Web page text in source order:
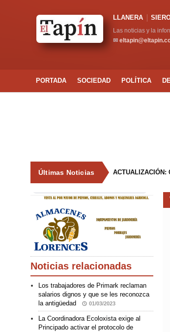
LLANERA
Las noticias y la
✉
PORTADA SOCIEDAD POLÍTICA
Últimas Noticias ACTUALIZACIÓN:
Noticias relacionadas
Los trabajadores de Primark reclaman
salarios dignos y que se les reconozca
la antigüedad
01/03/2023
La Coordinadora Ecoloxista exige al
Principado activar el protocolo de